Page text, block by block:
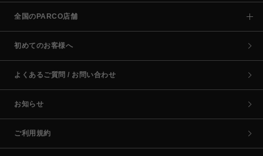
全国のPARCO店舗
初めてのお客様へ
よくあるご質問 / お問い合わせ
お知らせ
ご利用規約